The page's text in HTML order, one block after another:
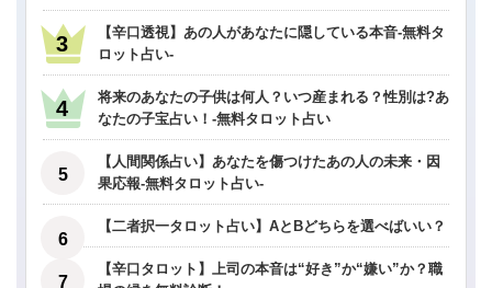
【辛口透視】あの人があなたに隠している本音-無料タ
ロット占い-
将来のあなたの子供は何人？いつ産まれる？性別は?あ
なたの子宝占い！-無料タロット占い
【人間関係占い】あなたを傷つけたあの人の未来・因
果応報-無料タロット占い-
【二者択一タロット占い】AとBどちらを選べばいい？
【辛口タロット】上司の本音は“好き”か“嫌い”か？職